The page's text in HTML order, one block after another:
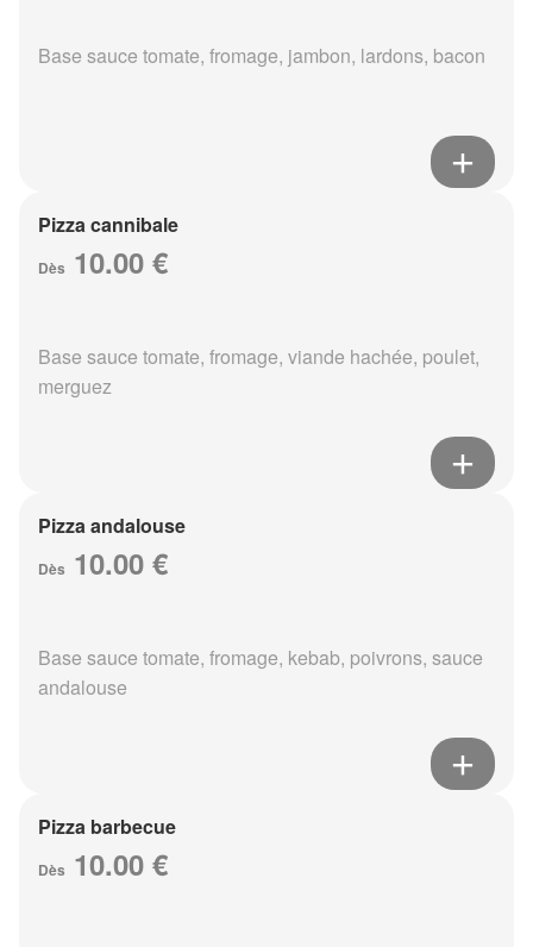
Base sauce tomate, fromage, jambon, lardons, bacon
Pizza cannibale
Dès 10.00 €
Base sauce tomate, fromage, viande hachée, poulet,
merguez
Pizza andalouse
Dès 10.00 €
Base sauce tomate, fromage, kebab, poivrons, sauce
andalouse
Pizza barbecue
Dès 10.00 €